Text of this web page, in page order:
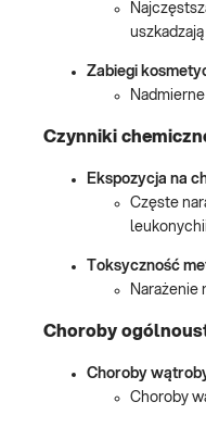
Zabiegi
Czynniki
Ekspozycja na
Częste
Toksyczność
Narażenie
Choroby
Choroby
Choroby